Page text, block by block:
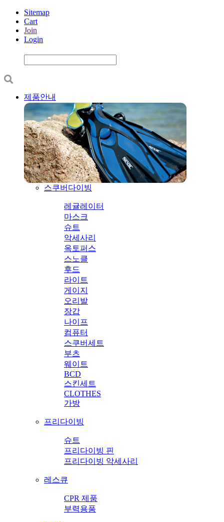
Sitemap
Cart
Join
Login
제품안내
스쿠버다이빙
레귤레이터
마스크
슈트
악세사리
옥토퍼스
스노클
후드
라이트
게이지
오리발
장갑
나이프
컴퓨터
스쿠버세트
부츠
웨이트
BCD
스킨세트
CLOTHES
가방
프리다이빙
슈트
프리다이빙 핀
프리다이빙 악세사리
레스큐
CPR 제품
부력용품